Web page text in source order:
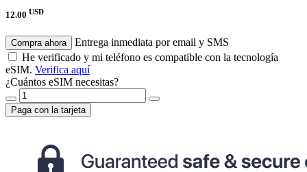
12.00 USD
Compra ahora
Entrega inmediata por email y SMS
He verificado y mi teléfono es compatible con la tecnología
eSIM. Verifica aquí
¿Cuántos eSIM necesitas?
Paga con la tarjeta